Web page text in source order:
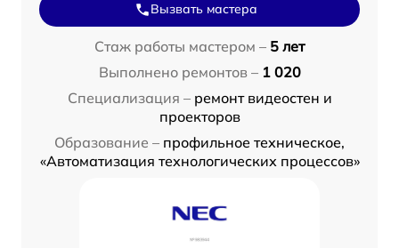
Вызвать мастера
Стаж работы мастером – 5 лет
Выполнено ремонтов – 1 020
Специализация – ремонт видеостен и
проекторов
Образование – профильное техническое,
«Автоматизация технологических процессов»